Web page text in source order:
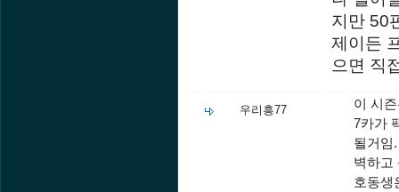
지만 50
제이든
으면 직
우리흥77
이 시
7카가
될거임
벽하고
호동생